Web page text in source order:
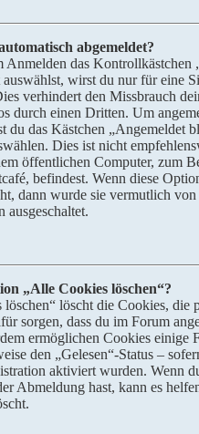
abgemeldet?
Anmelden das Kontrollkästchen
wirst du nur für eine
verhindert den Missbrauch
durch einen Dritten. Um
du das Kästchen „Angemeldet
Dies ist nicht
öffentlichen Computer, zum
befindest. Wenn diese
dann wurde sie vermutlich
ausgeschaltet.
„Alle Cookies löschen“?
löschen“ löscht die Cookies, die
sorgen, dass du im Forum
ermöglichen Cookies einige
den „Gelesen“-Status –
aktiviert wurden. Wenn
Abmeldung hast, kann es